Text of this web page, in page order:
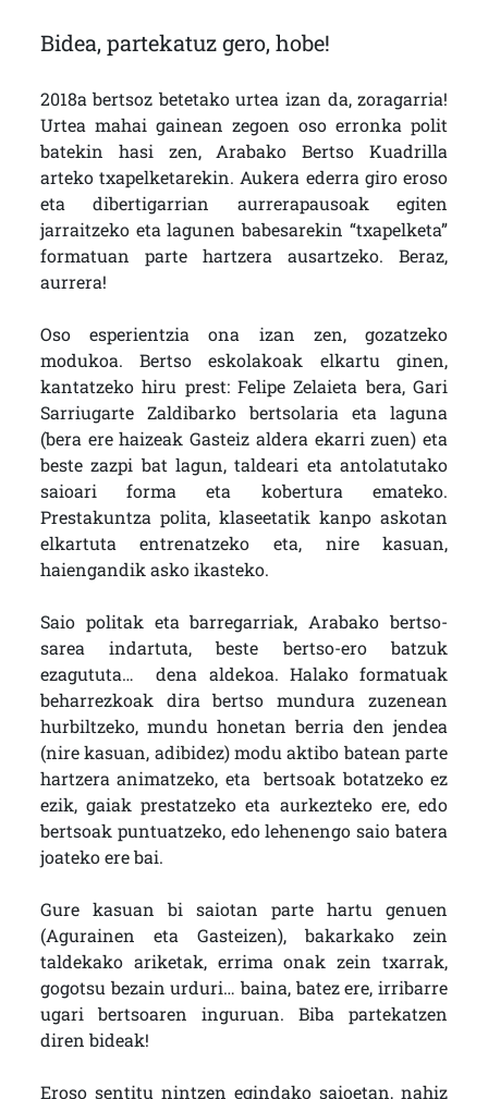
Bidea, partekatuz gero, hobe!
2018a bertsoz betetako urtea izan da, zoragarria!
Urtea mahai gainean zegoen oso erronka polit
batekin hasi zen, Arabako Bertso Kuadrilla
arteko txapelketarekin. Aukera ederra giro eroso
eta dibertigarrian aurrerapausoak egiten
jarraitzeko eta lagunen babesarekin “txapelketa”
formatuan parte hartzera ausartzeko. Beraz,
aurrera!
Oso esperientzia ona izan zen, gozatzeko
modukoa. Bertso eskolakoak elkartu ginen,
kantatzeko hiru prest: Felipe Zelaieta bera, Gari
Sarriugarte Zaldibarko bertsolaria eta laguna
(bera ere haizeak Gasteiz aldera ekarri zuen) eta
beste zazpi bat lagun, taldeari eta antolatutako
saioari forma eta kobertura emateko.
Prestakuntza polita, klaseetatik kanpo askotan
elkartuta entrenatzeko eta, nire kasuan,
haiengandik asko ikasteko.
Saio politak eta barregarriak, Arabako bertso-
sarea indartuta, beste bertso-ero batzuk
ezagututa… dena aldekoa. Halako formatuak
beharrezkoak dira bertso mundura zuzenean
hurbiltzeko, mundu honetan berria den jendea
(nire kasuan, adibidez) modu aktibo batean parte
hartzera animatzeko, eta bertsoak botatzeko ez
ezik, gaiak prestatzeko eta aurkezteko ere, edo
bertsoak puntuatzeko, edo lehenengo saio batera
joateko ere bai.
Gure kasuan bi saiotan parte hartu genuen
(Agurainen eta Gasteizen), bakarkako zein
taldekako ariketak, errima onak zein txarrak,
gogotsu bezain urduri… baina, batez ere, irribarre
ugari bertsoaren inguruan. Biba partekatzen
diren bideak!
Eroso sentitu nintzen egindako saioetan, nahiz